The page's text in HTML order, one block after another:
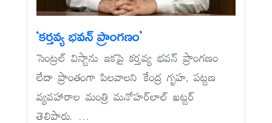
‘కర్తవ్య భవన్‌ ప్రాంగణం’
సెంట్రల్‌ విస్టాను ఇకపై కర్తవ్య భవన్‌ ప్రాంగణం
లేదా ప్రాంతంగా పిలవాలని కేంద్ర గృహ, పట్టణ
వ్యవహారాల మంత్రి మనోహర్‌లాల్‌ ఖట్టర్‌
తెలిపారు. ...